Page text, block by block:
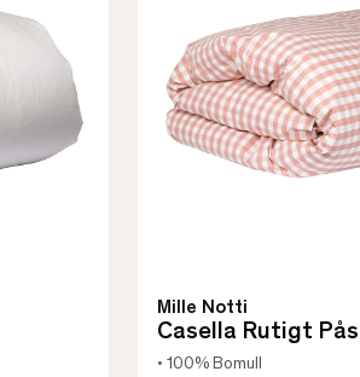
Mille Notti
Casella Rutigt
• 100% Bomull